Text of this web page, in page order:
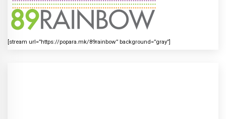
[stream url=”https://popara.mk/89rainbow” background=”gray”]